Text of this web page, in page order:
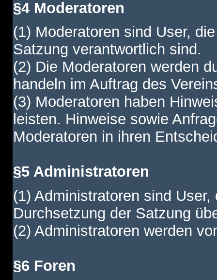
§4 Moderatoren
(1) Moderatoren sind User,
Satzung verantwortlich sind.
(2) Die Moderatoren werden
handeln im Auftrag des
(3) Moderatoren haben
leisten. Hinweise sowie
Moderatoren in ihren
§5 Administratoren
(1) Administratoren sind
Durchsetzung der Satzung
(2) Administratoren werden
§6 Foren